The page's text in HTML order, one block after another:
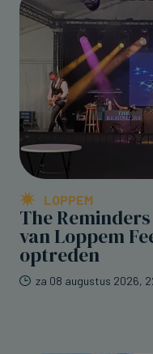
LOPPEM
The
van Loppem
optreden
za 08 augustus 2026,